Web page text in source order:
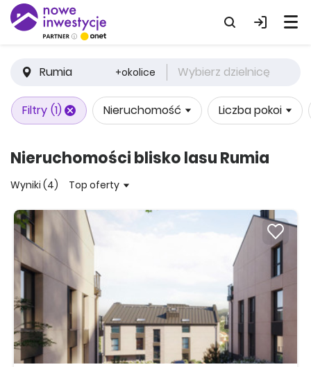
Rumia +okolice Wybierz dzielnicę
Filtry (1) Nieruchomość Liczba pokoi
Nieruchomości blisko lasu Rumia
Wyniki (4) Top oferty